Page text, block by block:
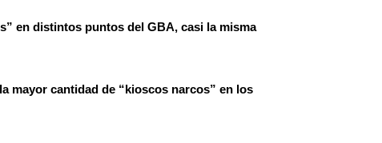
en distintos puntos del GBA, casi la misma
mayor cantidad de “kioscos narcos” en los